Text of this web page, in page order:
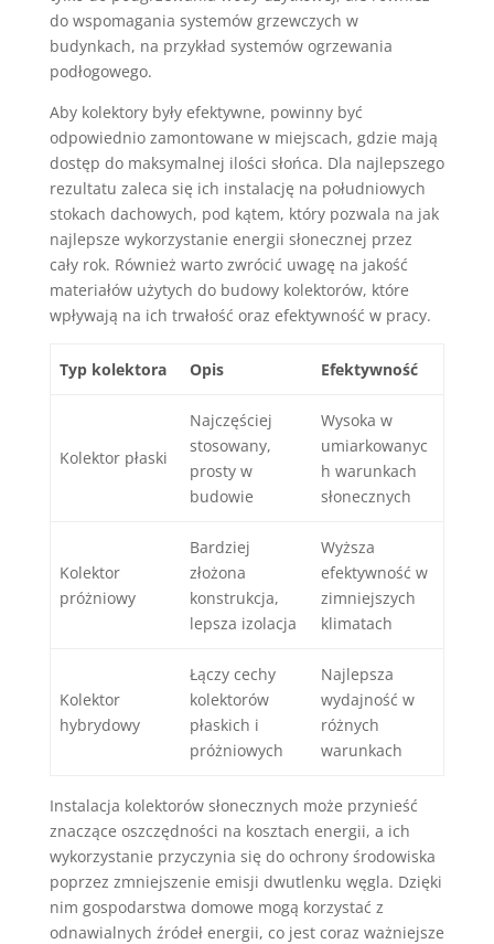
do wspomagania systemów grzewczych w
budynkach, na przykład systemów ogrzewania
podłogowego.
Aby kolektory były efektywne, powinny być
odpowiednio zamontowane w miejscach, gdzie mają
dostęp do maksymalnej ilości słońca. Dla najlepszego
rezultatu zaleca się ich instalację na południowych
stokach dachowych, pod kątem, który pozwala na jak
najlepsze wykorzystanie energii słonecznej przez
cały rok. Również warto zwrócić uwagę na jakość
materiałów użytych do budowy kolektorów, które
wpływają na ich trwałość oraz efektywność w pracy.
Typ kolektora Opis Efektywność
Kolektor płaski
Najczęściej
stosowany,
prosty w
budowie
Wysoka w
umiarkowanyc
h warunkach
słonecznych
Kolektor
próżniowy
Bardziej
złożona
konstrukcja,
lepsza izolacja
Wyższa
efektywność w
zimniejszych
klimatach
Kolektor
hybrydowy
Łączy cechy
kolektorów
płaskich i
próżniowych
Najlepsza
wydajność w
różnych
warunkach
Instalacja kolektorów słonecznych może przynieść
znaczące oszczędności na kosztach energii, a ich
wykorzystanie przyczynia się do ochrony środowiska
poprzez zmniejszenie emisji dwutlenku węgla. Dzięki
nim gospodarstwa domowe mogą korzystać z
odnawialnych źródeł energii, co jest coraz ważniejsze